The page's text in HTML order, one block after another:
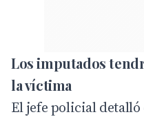
Los imputados
la víctima
El jefe policial